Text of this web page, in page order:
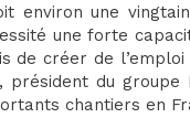
environ une
une forte
de créer de
président du
chantiers en